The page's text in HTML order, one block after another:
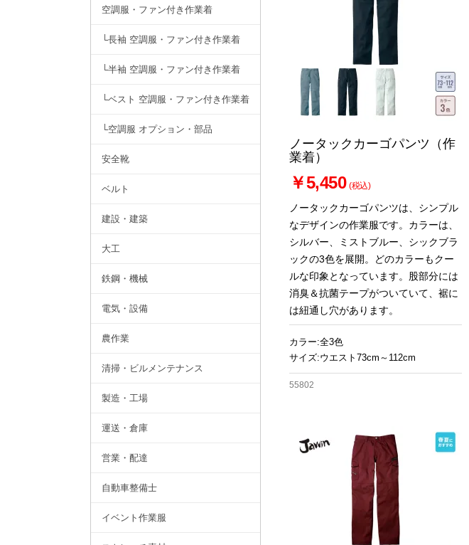
空調服・ファン付き作業着
└長袖 空調服・ファン付き作業着
└半袖 空調服・ファン付き作業着
└ベスト 空調服・ファン付き作業着
└空調服 オプション・部品
安全靴
ベルト
建設・建築
大工
鉄鋼・機械
電気・設備
農作業
清掃・ビルメンテナンス
製造・工場
運送・倉庫
営業・配達
自動車整備士
イベント作業服
ノータックカーゴパンツ（作
業着）
￥5,450 (税込)
ノータックカーゴパンツは、シンプル
なデザインの作業服です。カラーは、
シルバー、ミストブルー、シックブラ
ックの3色を展開。どのカラーもクー
ルな印象となっています。股部分には
消臭＆抗菌テープがついていて、裾に
は紐通し穴があります。
カラー:全3色
サイズ:ウエスト73cm～112cm
55802
お買い物を続ける